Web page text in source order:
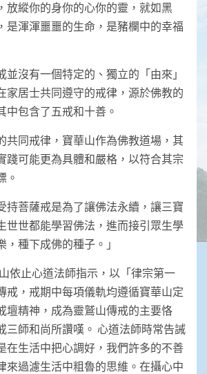
放縱你的身你的心你的靈，就如黑
是渾渾噩噩的生命，是豬欄中的幸福
並沒有一個特定的、獨立的「由來」
家居士共同遵守的戒律，源於佛教的
中包含了五戒和十善。
共同戒律，寶華山作為佛教道場，其
踐可能更為具體和嚴格，以符合其宗
。
持菩薩戒是為了讓佛法永續，讓三寶
世世都能學習佛法，進而接引眾生學
，種下成佛的種子。」
依止心道法師指示，以「律宗第一
戒，戒期中每項儀軌均遵循寶華山定
壇精神，成為靈鷲山傳戒的主要恪
三師和尚所讚嘆。 心道法師時常告誡
在生活中把心調好，我們許多的不善
來過濾生活中粗魯的思維。在攝心中